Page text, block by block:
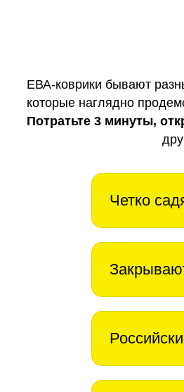
ЕВА-коврики бывают
которые наглядно
Потратьте 3 минуты,
Четко